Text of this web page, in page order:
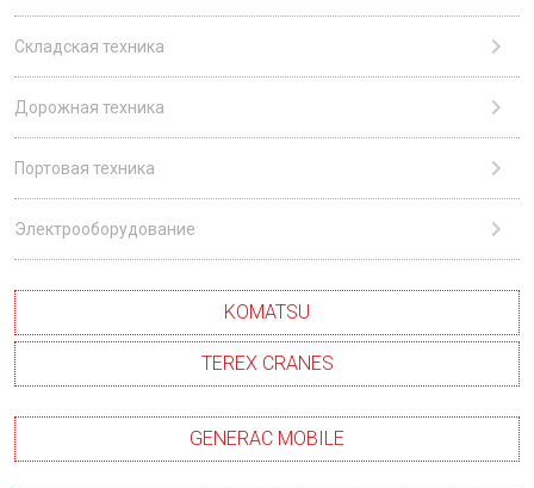
Складская техника
Дорожная техника
Портовая техника
Электрооборудование
KOMATSU
TEREX CRANES
GENERAC MOBILE